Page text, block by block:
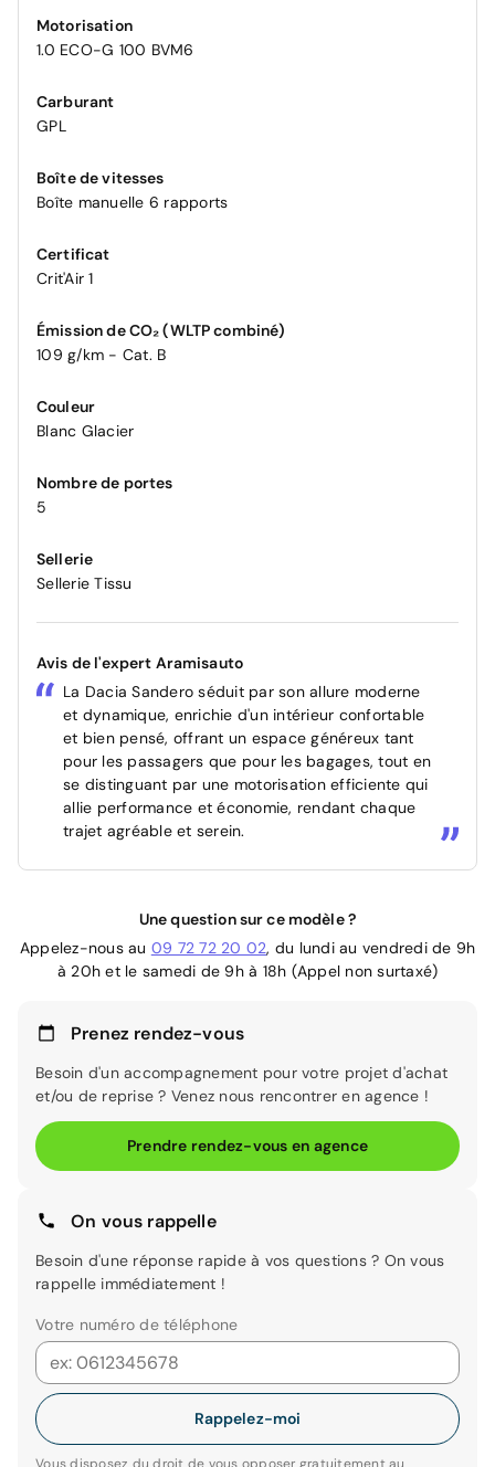
Motorisation
1.0 ECO-G 100 BVM6
Carburant
GPL
Boîte de vitesses
Boîte manuelle 6 rapports
Certificat
Crit'Air 1
Émission de CO₂ (WLTP combiné)
109 g/km - Cat. B
Couleur
Blanc Glacier
Nombre de portes
5
Sellerie
Sellerie Tissu
Avis de l'expert Aramisauto
La Dacia Sandero séduit par son allure moderne
et dynamique, enrichie d'un intérieur confortable
et bien pensé, offrant un espace généreux tant
pour les passagers que pour les bagages, tout en
se distinguant par une motorisation efficiente qui
allie performance et économie, rendant chaque
trajet agréable et serein.
Une question sur ce modèle ?
Appelez-nous au 09 72 72 20 02, du lundi au vendredi de 9h
à 20h et le samedi de 9h à 18h (Appel non surtaxé)
Prenez rendez-vous
Besoin d'un accompagnement pour votre projet d'achat
et/ou de reprise ? Venez nous rencontrer en agence !
Prendre rendez-vous en agence
On vous rappelle
Besoin d'une réponse rapide à vos questions ? On vous
rappelle immédiatement !
Votre numéro de téléphone
Rappelez-moi
Vous disposez du droit de vous opposer gratuitement au